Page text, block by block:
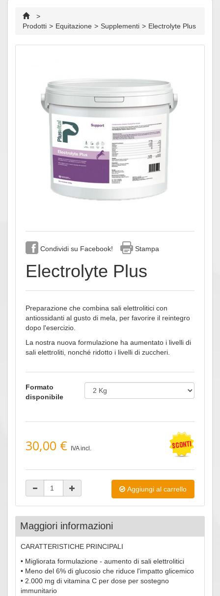
>
Prodotti > Equitazione > Supplementi > Electrolyte Plus
Condividi su Facebook! Stampa
Electrolyte Plus
Preparazione che combina sali elettrolitici con
antiossidanti al gusto di mela, per favorire il reintegro
dopo l'esercizio.
La nostra nuova formulazione ha aumentato i livelli di
sali elettroliti, nonché ridotto i livelli di zuccheri.
Formato
disponibile
30,00 € IVA incl.
Aggiungi al carrello
Maggiori informazioni
CARATTERISTICHE PRINCIPALI
• Migliorata formulazione - aumento di sali elettrolitici
• Meno del 6% di glucosio che riduce l'impatto glicemico
• 2.000 mg di vitamina C per dose per sostegno
immunitario